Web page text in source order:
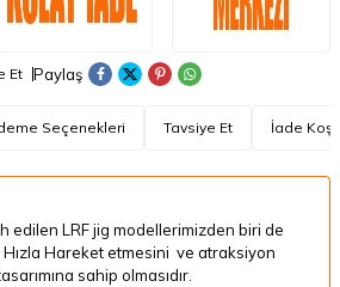
Et Paylaş
Seçenekleri Tavsiye Et İade
edilen LRF jig modellerimizden biri de
Hızla Hareket etmesini ve atraksiyon
sahip olmasıdır.